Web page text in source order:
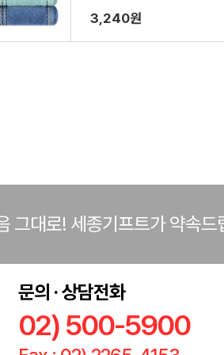
3,240원
그대로! 세종기프트가 약속드
문의 · 상담전화
02) 500-5900